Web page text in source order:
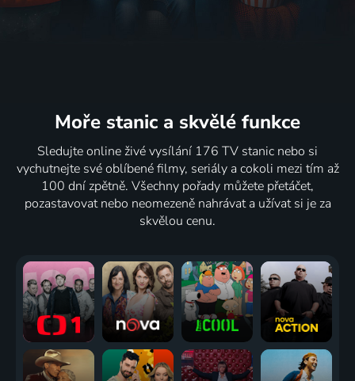
Moře stanic a skvělé funkce
Sledujte online živé vysílání 176 TV stanic nebo si
vychutnejte své oblíbené filmy, seriály a cokoli mezi tím až
100 dní zpětně. Všechny pořady můžete přetáčet,
pozastavovat nebo neomezeně nahrávat a užívat si je za
skvělou cenu.